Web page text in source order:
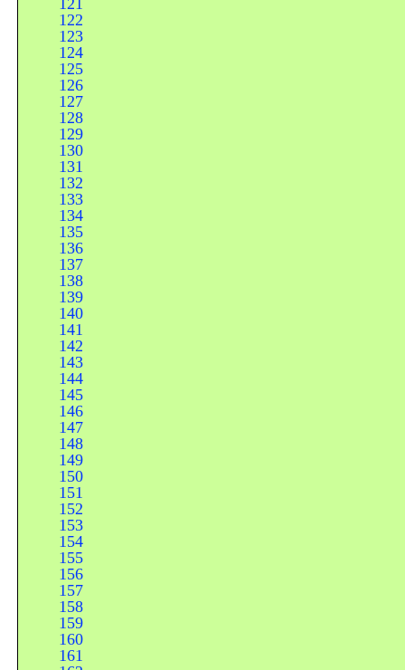
121
122
123
124
125
126
127
128
129
130
131
132
133
134
135
136
137
138
139
140
141
142
143
144
145
146
147
148
149
150
151
152
153
154
155
156
157
158
159
160
161